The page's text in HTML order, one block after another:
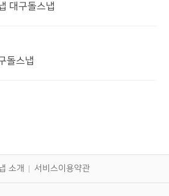
대구돌스냅
돌스냅
소개 서비스이용약관